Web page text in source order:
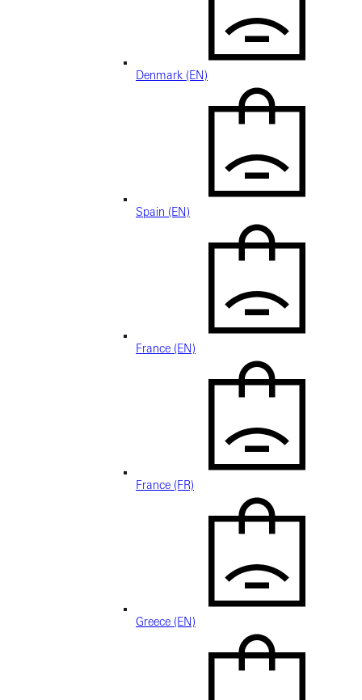
Denmark (EN)
Spain (EN)
France (EN)
France (FR)
Greece (EN)